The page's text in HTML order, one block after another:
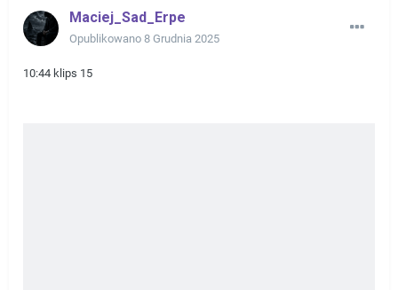
Maciej_Sad_Erpe
Opublikowano 8 Grudnia 2025
10:44 klips 15